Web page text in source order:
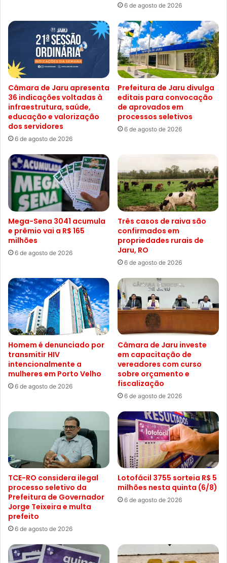
6 de agosto de 2026
Câmara de Jaru apresenta
36 indicações voltadas à
infraestrutura, saúde,
educação e valorização
dos servidores
6 de agosto de 2026
Prefeitura de Jaru divulga
editais para convocação
de aprovados em
processos seletivos
6 de agosto de 2026
Mega-Sena 3041 acumula
e prêmio vai a R$ 165
milhões
6 de agosto de 2026
Três casos de raiva são
confirmados em
propriedades rurais de
Jaru, RO
6 de agosto de 2026
Homem é denunciado por
transmitir HIV
intencionalmente a
mulheres em Porto Velho
6 de agosto de 2026
Câmara de Jaru investe
em capacitação de
vereadores com curso
sobre orçamento e
fiscalização
6 de agosto de 2026
TCE-RO considera ilegal
processo seletivo da
Prefeitura de Governador
Jorge Teixeira e multa
prefeito
6 de agosto de 2026
Lotofácil 3755 sorteia R$ 5
milhões nesta quinta (6/8)
6 de agosto de 2026